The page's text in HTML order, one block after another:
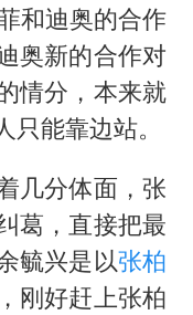
和迪奥的合作
奥新的合作对
情分，本来就
能靠边站。
几分体面，张
葛，直接把最
毓兴是以张柏
刚好赶上张柏